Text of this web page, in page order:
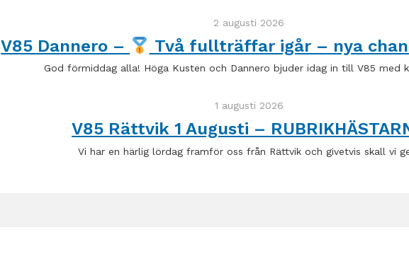
2 augusti 2026
V85 Dannero – Två fullträffar igår – nya
God förmiddag alla! Höga Kusten och Dannero bjuder idag in till V85 med
1 augusti 2026
V85 Rättvik 1 Augusti –
Vi har en härlig lördag framför oss från Rättvik och givetvis skall vi